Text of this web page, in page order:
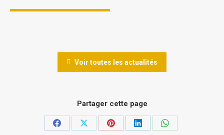
Voir toutes les actualités
Partager cette page
PartagerPartagerPartagerPartagerPartager